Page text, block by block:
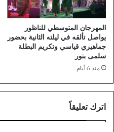
المهرجان المتوسطي للناظور
يواصل تألقه في ليلته الثانية بحضور
جماهيري قياسي وتكريم البطلة
سلمى بنور
منذ 6 أيام
اترك تعليقاً